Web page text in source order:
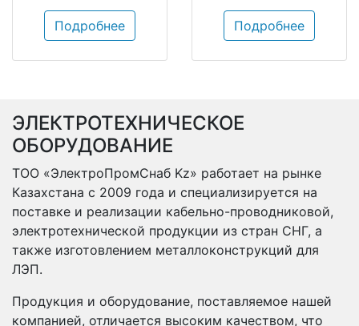
Подробнее Подробнее
ЭЛЕКТРОТЕХНИЧЕСКОЕ
ОБОРУДОВАНИЕ
ТОО «ЭлектроПромСнаб Kz» работает на рынке
Казахстана с 2009 года и специализируется на
поставке и реализации кабельно-проводниковой,
электротехнической продукции из стран СНГ, а
также изготовлением металлоконструкций для
ЛЭП.
Продукция и оборудование, поставляемое нашей
компанией, отличается высоким качеством, что